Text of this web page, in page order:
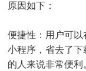
原因如下：
便捷性：用户可
小程序，省去了
的人来说非常便利